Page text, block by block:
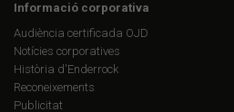
Informació corporativa
Audiència certificada OJD
Notícies corporatives
Història d'Enderrock
Reconeixements
Publicitat